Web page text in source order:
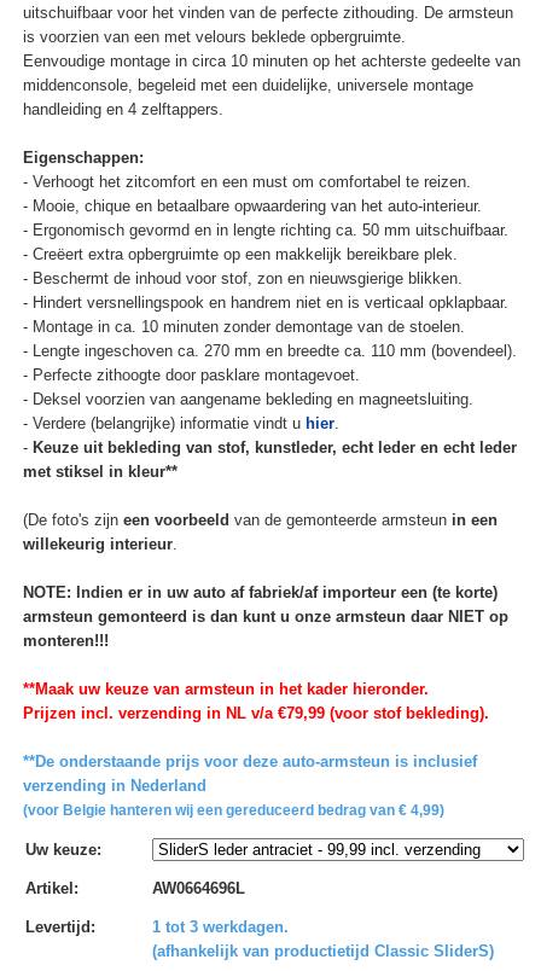
uitschuifbaar voor het vinden van de perfecte zithouding. De armsteun
is voorzien van een met velours beklede opbergruimte.
Eenvoudige montage in circa 10 minuten op het achterste gedeelte van
middenconsole, begeleid met een duidelijke, universele montage
handleiding en 4 zelftappers.
Eigenschappen:
- Verhoogt het zitcomfort en een must om comfortabel te reizen.
- Mooie, chique en betaalbare opwaardering van het auto-interieur.
- Ergonomisch gevormd en in lengte richting ca. 50 mm uitschuifbaar.
- Creëert extra opbergruimte op een makkelijk bereikbare plek.
- Beschermt de inhoud voor stof, zon en nieuwsgierige blikken.
- Hindert versnellingspook en handrem niet en is verticaal opklapbaar.
- Montage in ca. 10 minuten zonder demontage van de stoelen.
- Lengte ingeschoven ca. 270 mm en breedte ca. 110 mm (bovendeel).
- Perfecte zithoogte door pasklare montagevoet.
- Deksel voorzien van aangename bekleding en magneetsluiting.
- Verdere (belangrijke) informatie vindt u hier.
- Keuze uit bekleding van stof, kunstleder, echt leder en echt leder
met stiksel in kleur**
(De foto's zijn een voorbeeld van de gemonteerde armsteun in een
willekeurig interieur.
NOTE: Indien er in uw auto af fabriek/af importeur een (te korte)
armsteun gemonteerd is dan kunt u onze armsteun daar NIET op
monteren!!!
**Maak uw keuze van armsteun in het kader hieronder.
Prijzen incl. verzending in NL v/a €79,99 (voor stof bekleding).
**De onderstaande prijs voor deze auto-armsteun is inclusief
verzending in Nederland
(voor Belgie hanteren wij een gereduceerd bedrag van € 4,99)
Uw keuze:
Artikel : AW0664696L
Levertijd :
1 tot 3 werkdagen.
(afhankelijk van productietijd Classic SliderS)